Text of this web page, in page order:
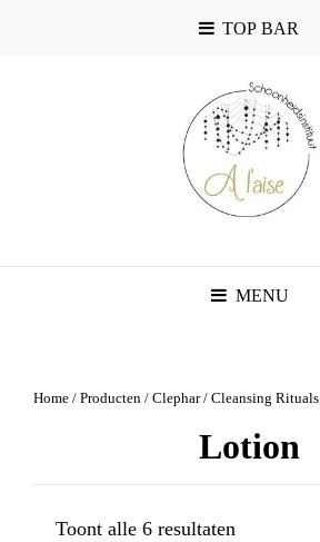
TOP BAR
MENU
Home / Producten / Clephar/ Cleansing Rituals
Lotion
Toont alle 6 resultaten